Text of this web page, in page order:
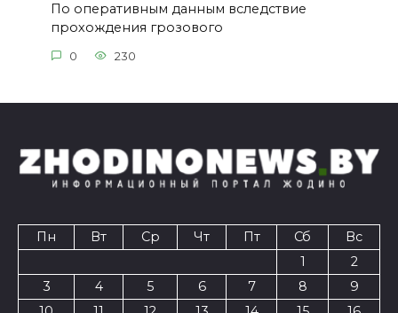
По оперативным данным вследствие
прохождения грозового
0 230
Пн Вт Ср Чт Пт Сб
Вс
1
2
3
4 5 6 7 8
9